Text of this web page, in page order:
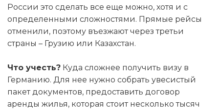
России это сделать все еще можно, хотя и с
определенными сложностями. Прямые рейсы
отменили, поэтому въезжают через третьи
страны – Грузию или Казахстан.
Что учесть? Куда сложнее получить визу в
Германию. Для нее нужно собрать увесистый
пакет документов, предоставить договор
аренды жилья, которая стоит несколько тысяч